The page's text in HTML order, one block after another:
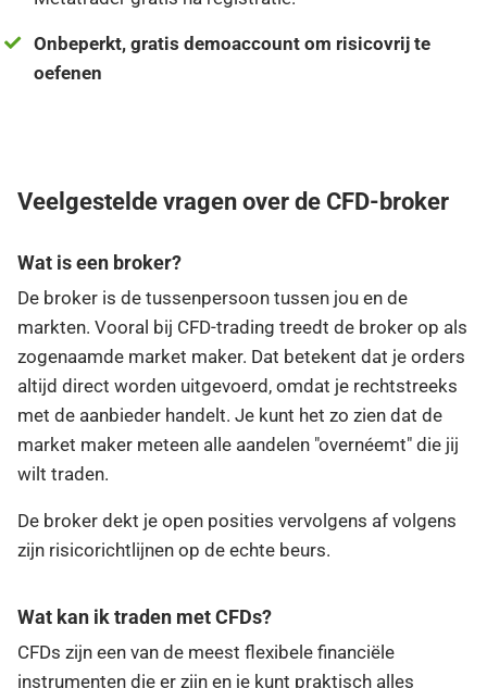
Onbeperkt, gratis demoaccount om risicovrij te
oefenen
Veelgestelde vragen over de CFD-broker
Wat is een broker?
De broker is de tussenpersoon tussen jou en de
markten. Vooral bij CFD-trading treedt de broker op als
zogenaamde market maker. Dat betekent dat je orders
altijd direct worden uitgevoerd, omdat je rechtstreeks
met de aanbieder handelt. Je kunt het zo zien dat de
market maker meteen alle aandelen "overnéemt" die jij
wilt traden.
De broker dekt je open posities vervolgens af volgens
zijn risicorichtlijnen op de echte beurs.
Wat kan ik traden met CFDs?
CFDs zijn een van de meest flexibele financiële
instrumenten die er zijn en je kunt praktisch alles